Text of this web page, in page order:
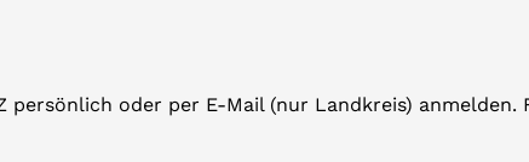
persönlich oder per E-Mail (nur Landkreis) anmelden.